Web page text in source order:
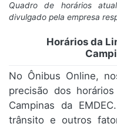
Quadro de horários
divulgado pela empresa
Horários da
No Ônibus Online,
precisão dos
Campinas da
trânsito e outros